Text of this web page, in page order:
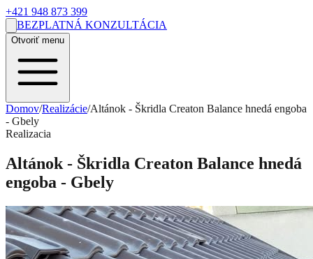
+421 948 873 399
BEZPLATNÁ KONZULTÁCIA
Otvoriť menu
Domov/Realizácie/Altánok - Škridla Creaton Balance hnedá engoba
- Gbely
Realizacia
Altánok - Škridla Creaton Balance hnedá
engoba - Gbely